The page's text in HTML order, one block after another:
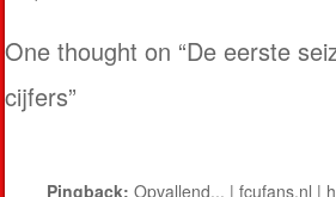
One thought on “De eerste
cijfers”
Pingback:Opvallend... | fcufans.nl |